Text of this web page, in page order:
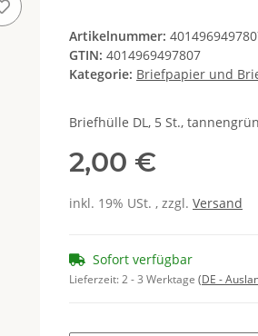
Artikelnummer:
GTIN: 4014969497807
Kategorie: Briefpapier und
Briefhülle DL, 5 St., tannengrün
2,00 €
inkl. 19% USt. , zzgl. Versand
Sofort verfügbar
Lieferzeit:2 - 3 Werktage (DE -